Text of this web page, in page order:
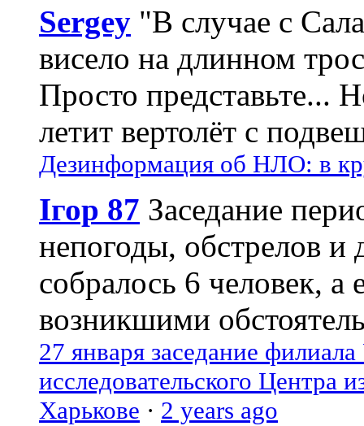
Sergey "В случае с
висело на длинном
Просто представьте...
летит вертолёт с
Дезинформация об НЛО: в
Ігор 87 Заседание
непогоды, обстрелов и
собралось 6 человек, а
возникшими
27 января заседание
исследовательского Центра
Харькове · 2 years ago